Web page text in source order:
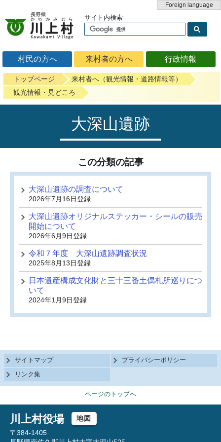
Foreign language
村民の方へ 来村者の方へ 行政情報
サイト内検索
トップページ
来村者へ（観光情報・道路情報等）
観光情報・見どころ
大深山遺跡
この分類の記事
大深山遺跡の調査について
2026年7月16日登録
大深山遺跡オリジナルステッカー・シールの販売
開始について
2026年6月9日登録
令和７年度 大深山遺跡調査状況
2025年8月13日登録
日本遺産構成文化財と三十三番土偶札所巡りにつ
いて
2024年1月9日登録
サイトマップ
プライバシーポリシー
リンク集
ページのトップへ
川上村役場
地図
〒384-1405